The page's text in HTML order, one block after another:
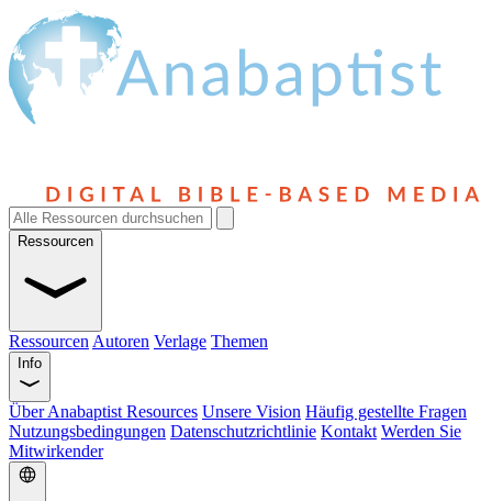
Ressourcen
Ressourcen Autoren Verlage Themen
Info
Über Anabaptist Resources Unsere Vision Häufig gestellte Fragen
Nutzungsbedingungen Datenschutzrichtlinie Kontakt Werden Sie
Mitwirkender